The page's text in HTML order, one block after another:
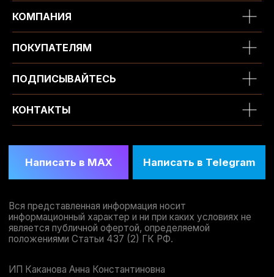
КОМПАНИЯ
ПОКУПАТЕЛЯМ
ПОДПИСЫВАЙТЕСЬ
КОНТАКТЫ